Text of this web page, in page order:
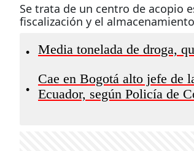
Se trata de un centro de acopio
fiscalización y el
• Media tonelada de droga,
•
Cae en Bogotá alto jefe de
Ecuador, según Policía de